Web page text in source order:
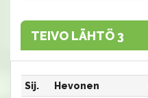
TEIVO LÄHTÖ 3
Sij. Hevonen